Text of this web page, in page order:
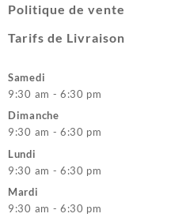
Politique de vente
Tarifs de Livraison
Samedi
9:30 am - 6:30 pm
Dimanche
9:30 am - 6:30 pm
Lundi
9:30 am - 6:30 pm
Mardi
9:30 am - 6:30 pm